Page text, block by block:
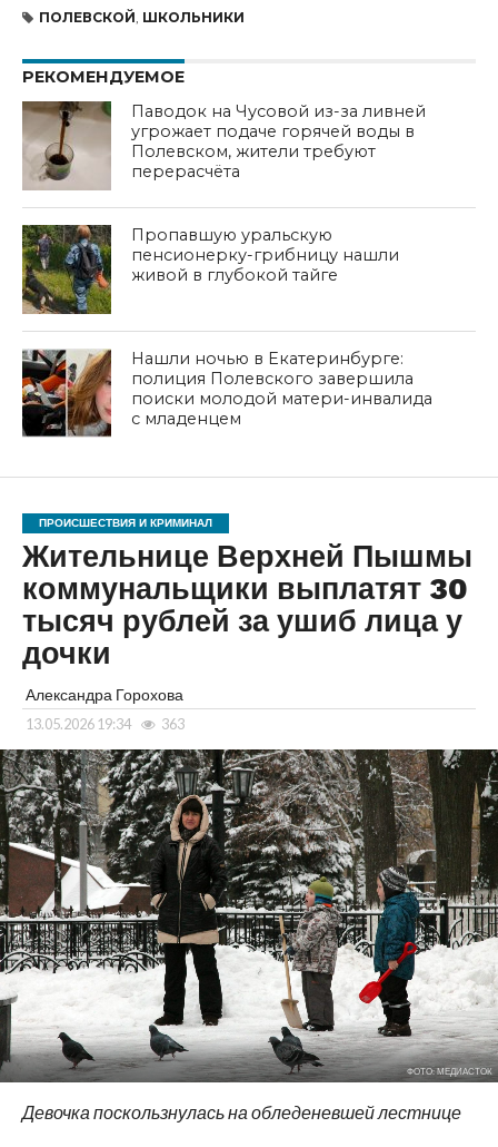
ПОЛЕВСКОЙ, ШКОЛЬНИКИ
РЕКОМЕНДУЕМОЕ
Паводок на Чусовой из-за ливней
угрожает подаче горячей воды в
Полевском, жители требуют
перерасчёта
Пропавшую уральскую
пенсионерку-грибницу нашли
живой в глубокой тайге
Нашли ночью в Екатеринбурге:
полиция Полевского завершила
поиски молодой матери-инвалида
с младенцем
ПРОИСШЕСТВИЯ И КРИМИНАЛ
Жительнице Верхней Пышмы
коммунальщики выплатят 30
тысяч рублей за ушиб лица у
дочки
Александра Горохова
13.05.2026 19:34 363
ФОТО: МЕДИАСТОК
Девочка поскользнулась на обледеневшей лестнице